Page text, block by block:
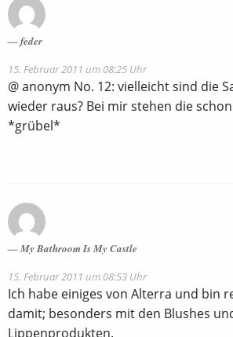
feder
15. Februar 2011 um 08:25 Uhr
@ anonym No. 12: vielleicht sind die
wieder raus? Bei mir stehen die
*grübel*
My Bathroom Is My Castle
15. Februar 2011 um 08:53 Uhr
Ich habe einiges von Alterra und bin
damit; besonders mit den Blushes
Lippenprodukten.